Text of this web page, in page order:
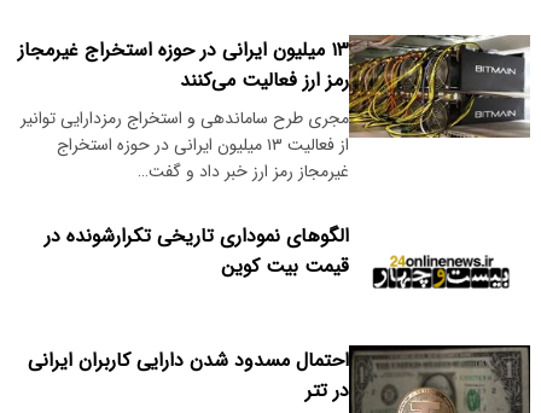
۱۳ میلیون ایرانی در حوزه استخراج غیرمجاز
رمز ارز فعالیت می‌کنند
مجری طرح ساماندهی و استخراج رمزدارایی توانیر
از فعالیت ۱۳ میلیون ایرانی در حوزه استخراج
غیرمجاز رمز ارز خبر داد و گفت…
الگوهای نموداری تاریخی تکرارشونده در
قیمت بیت کوین
احتمال مسدود شدن دارایی کاربران ایرانی
در تتر